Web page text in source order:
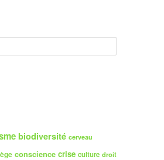
biodiversité cerveau
conscience crise culture droit